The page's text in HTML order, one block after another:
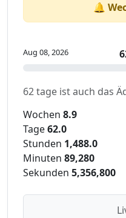
🔔
Aug 08, 2026
62 tage ist auch das
Wochen 8.9
Tage62.0
Stunden 1,488.0
Minuten 89,280
Sekunden 5,356,800